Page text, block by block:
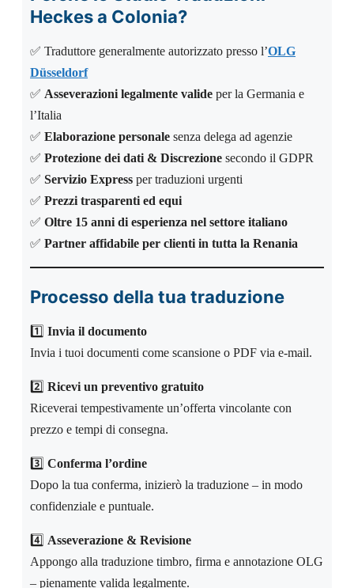
Heckes a Colonia?
✅ Traduttore generalmente autorizzato presso l’OLG
Düsseldorf
✅ Asseverazioni legalmente valide per la Germania e
l’Italia
✅ Elaborazione personale senza delega ad agenzie
✅ Protezione dei dati & Discrezione secondo il GDPR
✅ Servizio Express per traduzioni urgenti
✅ Prezzi trasparenti ed equi
✅ Oltre 15 anni di esperienza nel settore italiano
✅ Partner affidabile per clienti in tutta la Renania
Processo della tua traduzione
1️⃣ Invia il documento
Invia i tuoi documenti come scansione o PDF via e-mail.
2️⃣ Ricevi un preventivo gratuito
Riceverai tempestivamente un’offerta vincolante con
prezzo e tempi di consegna.
3️⃣ Conferma l’ordine
Dopo la tua conferma, inizierò la traduzione – in modo
confidenziale e puntuale.
4️⃣ Asseverazione & Revisione
Appongo alla traduzione timbro, firma e annotazione OLG
– pienamente valida legalmente.